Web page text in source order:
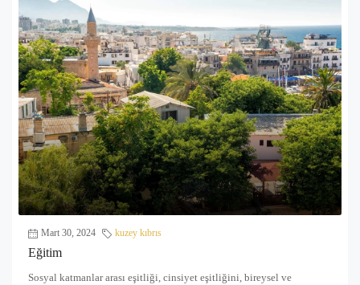
Mart 30, 2024 kuzey kıbrıs
Eğitim
Sosyal katmanlar arası eşitliği, cinsiyet eşitliğini, bireysel ve